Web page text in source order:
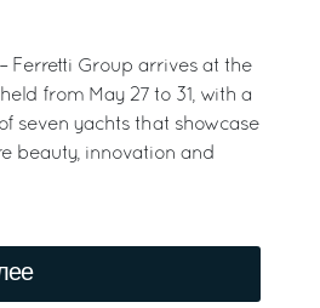
Ferretti Group arrives at the
from May 27 to 31, with a
seven yachts that showcase
beauty, innovation and